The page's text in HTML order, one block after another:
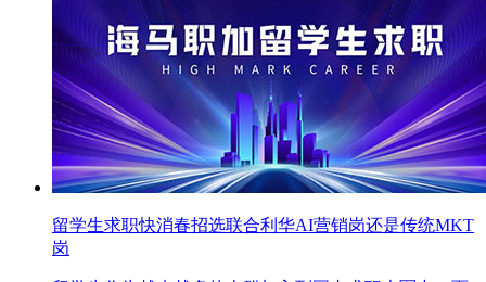
留学生求职快消春招选联合利华AI营销岗还是传统MKT
岗